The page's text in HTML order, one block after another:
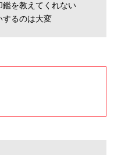
を教えてくれない
するのは大変